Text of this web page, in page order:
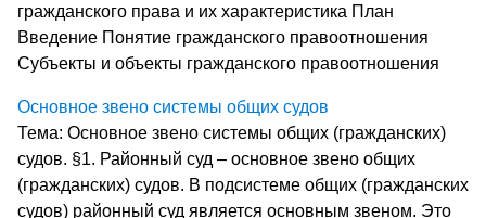
гражданского права и их характеристика План
Введение Понятие гражданского правоотношения
Субъекты и объекты гражданского правоотношения
Основное звено системы общих судов
Тема: Основное звено системы общих (гражданских)
судов. §1. Районный суд – основное звено общих
(гражданских) судов. В подсистеме общих (гражданских
судов) районный суд является основным звеном. Это